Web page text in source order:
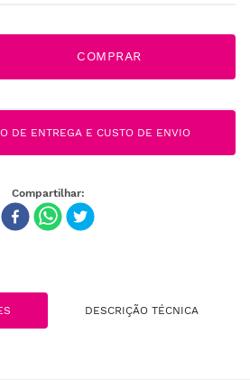
COMPRAR
DE ENTREGA E CUSTO DE ENVIO
DESCRIÇÃO TÉCNICA